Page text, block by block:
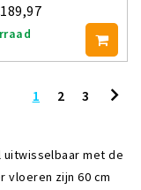
1 2
3
met de
vloeren zijn 60 cm